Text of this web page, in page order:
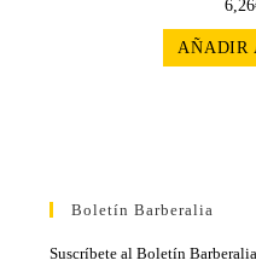
Boletín Barberalia
Suscríbete al Boletín
6,26
AÑADIR